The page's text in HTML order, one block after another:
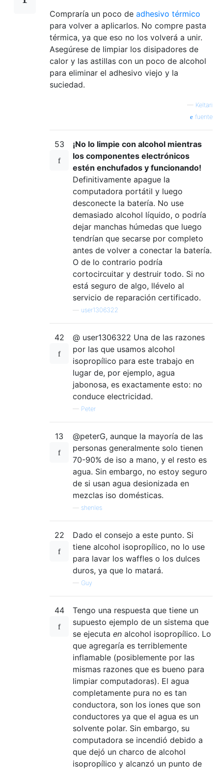
Compraría un poco de adhesivo térmico
para volver a aplicarlos. No compre pasta
térmica, ya que eso no los volverá a unir.
Asegúrese de limpiar los disipadores de
calor y las astillas con un poco de alcohol
para eliminar el adhesivo viejo y la
suciedad.
— Keltari
fuente
53
¡No lo limpie con alcohol mientras
los componentes electrónicos
estén enchufados y funcionando!
Definitivamente apague la
computadora portátil y luego
desconecte la batería. No use
demasiado alcohol líquido, o podría
dejar manchas húmedas que luego
tendrían que secarse por completo
antes de volver a conectar la batería.
O de lo contrario podría
cortocircuitar y destruir todo. Si no
está seguro de algo, llévelo al
servicio de reparación certificado.
user1306322
42
@ user1306322 Una de las razones
por las que usamos alcohol
isopropílico para este trabajo en
lugar de, por ejemplo, agua
jabonosa, es exactamente esto: no
conduce electricidad.
— Peter
13
@peterG, aunque la mayoría de las
personas generalmente solo tienen
70-90% de iso a mano, y el resto es
agua. Sin embargo, no estoy seguro
de si usan agua desionizada en
mezclas iso domésticas.
shenles
22
Dado el consejo a este punto. Si
tiene alcohol isopropílico, no lo use
para lavar los waffles o los dulces
duros, ya que lo matará.
— Guy
44
Tengo una respuesta que tiene un
supuesto ejemplo de un sistema que
se ejecuta en alcohol isopropílico. Lo
que agregaría es terriblemente
inflamable (posiblemente por las
mismas razones que es bueno para
limpiar computadoras). El agua
completamente pura no es tan
conductora, son los iones que son
conductores ya que el agua es un
solvente polar. Sin embargo, su
computadora se incendió debido a
que dejó un charco de alcohol
isopropílico y alcanzó un punto de